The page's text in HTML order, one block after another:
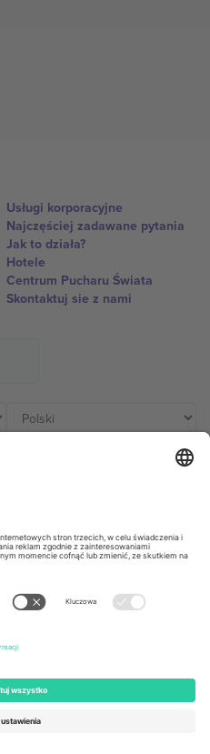
Usługi korporacyjne
Najczęściej zadawane pytania
Jak to działa?
Hotele
Centrum Pucharu Świata
Skontaktuj sie z nami
167 City Road, London, Greater
Dorfstrasse 52a, 6390
United Arab Emirates